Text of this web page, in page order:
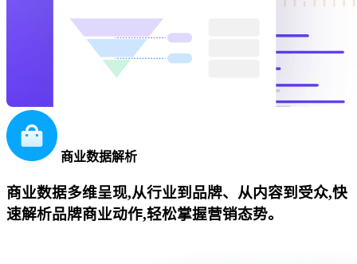
商业数据解析
商业数据多维呈现,从行业到品牌、从内容到受众,快
速解析品牌商业动作,轻松掌握营销态势。